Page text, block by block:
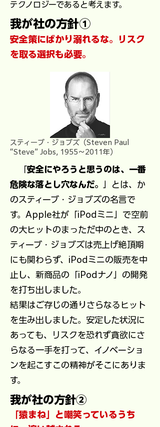
テクノロジーであると考えます。
我が社の方針①
安全策にばかり溺れるな。リスク
を取る選択も必要。
スティーブ・ジョブズ（Steven Paul
“Steve” Jobs, 1955～2011年）
「安全にやろうと思うのは、一番
危険な落とし穴なんだ。
」とは、か
のスティーブ・ジョブズの名言で
す。Apple社が「iPodミニ」で空前
の大ヒットのまっただ中のとき、ス
ティーブ・ジョブズは売上げ絶頂期
にも関わらず、iPodミニの販売を中
止し、新商品の「iPodナノ」の開発
を打ち出しました。
結果はご存じの通りさらなるヒット
を生み出しました。安定した状況に
あっても、リスクを恐れず貪欲にさ
らなる一手を打って、イノベーショ
ンを起こすこの精神がそこにありま
す。
我が社の方針②
「猿まね」と嘲笑っているうち